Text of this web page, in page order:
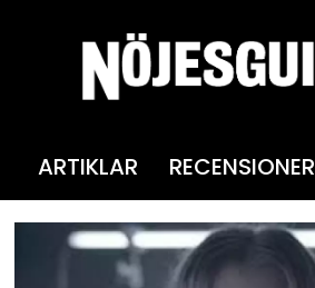
ARTIKLAR RECENSIONER